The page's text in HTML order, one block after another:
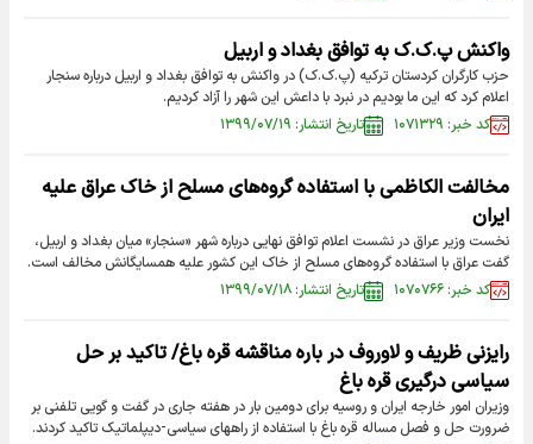
واکنش پ.ک.ک به توافق بغداد و اربیل
حزب کارگران کردستان ترکیه (پ.ک.ک) در واکنش به توافق بغداد و اربیل درباره سنجار
اعلام کرد که‌ این ما بودیم در نبرد با داعش این شهر را آزاد کردیم.
کد خبر: ۱۰۷۱۳۲۹
تاریخ انتشار: ۱۳۹۹/۰۷/۱۹
مخالفت الکاظمی با استفاده گروه‌های مسلح از خاک عراق علیه
ایران
نخست وزیر عراق در نشست اعلام توافق نهایی درباره شهر «سنجار» میان بغداد و اربیل،
گفت عراق با استفاده گروه‌های مسلح از خاک این کشور علیه همسایگانش مخالف است.
کد خبر: ۱۰۷۰۷۶۶
تاریخ انتشار: ۱۳۹۹/۰۷/۱۸
رایزنی ظریف و لاوروف در باره مناقشه قره باغ/ تاکید بر حل
سیاسی درگیری قره باغ
وزیران امور خارجه ایران و روسیه برای دومین بار در هفته جاری در گفت و گویی تلفنی بر
ضرورت حل و فصل مساله قره باغ با استفاده از راههای سیاسی-دیپلماتیک تاکید کردند.